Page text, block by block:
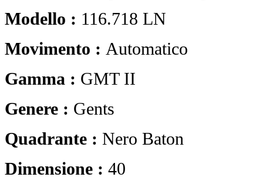
Modello : 116.718 LN
Movimento : Automatico
Gamma : GMT II
Genere : Gents
Quadrante : Nero Baton
Dimensione : 40